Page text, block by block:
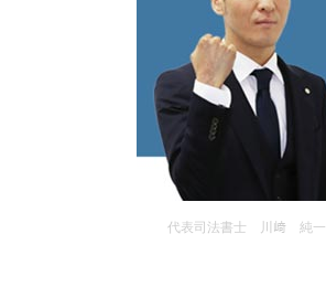
代表司法書士 川﨑 純一